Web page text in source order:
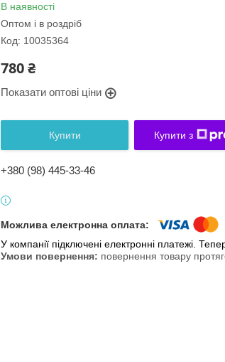
В наявності
Оптом і в роздріб
Код: 10035364
780 ₴
Показати оптові ціни
Купити Купити з
+380 (98) 445-33-46
У компанії підключені електронні платежі.
повернення товару